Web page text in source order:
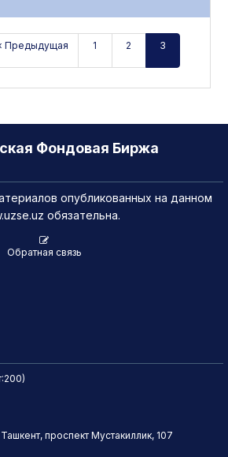
Предыдущая 1 2 3
Фондовая Биржа
опубликованных на данном
обязательна.
Обратная связь
Ташкент, проспект Мустакиллик, 107